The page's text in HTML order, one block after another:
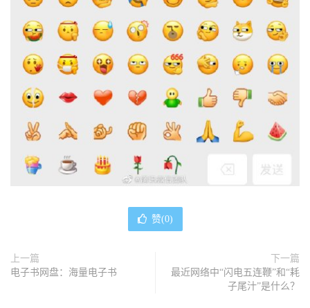
赞(0)
上一篇
电子书网盘：海量电子书
下一篇
最近网络中“闪电五连鞭”和“耗
子尾汁”是什么？